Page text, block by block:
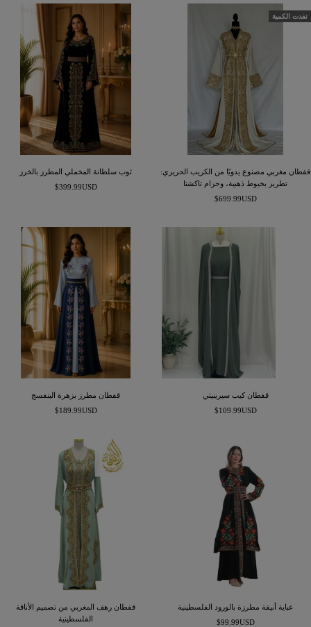
نفدت الكمية
قفطان مغربي مصنوع يدويًا من الكريب الحريري:
تطريز بخيوط ذهبية، وحزام تاكشتا
السعر
$699.99USD
ثوب سلطانة المخملي المطرز بالخرز
السعر
$399.99USD
قفطان كيب سيرينيتي
السعر
$109.99USD
قفطان مطرز بزهرة البنفسج
السعر
$189.99USD
عباية أنيقة مطرزة بالورود الفلسطينية
السعر
$99.99USD
قفطان رهف المغربي من تصميم الأناقة
الفلسطينية